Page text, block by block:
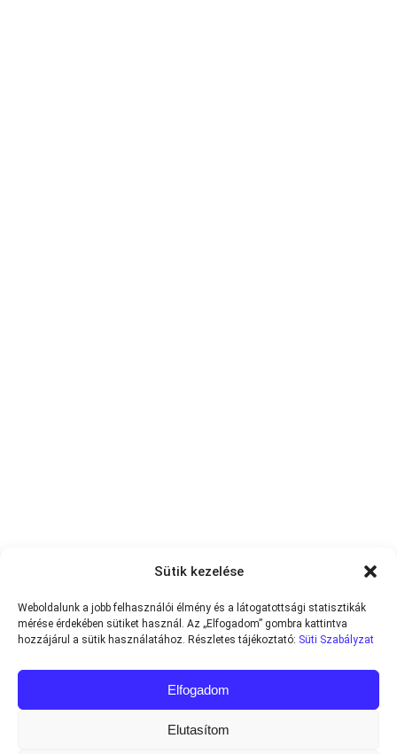
Sütik kezelése
Weboldalunk a jobb felhasználói élmény és a látogatottsági statisztikák
mérése érdekében sütiket használ. Az „Elfogadom” gombra kattintva
hozzájárul a sütik használatához. Részletes tájékoztató: Süti Szabályzat
Elfogadom
Elutasítom